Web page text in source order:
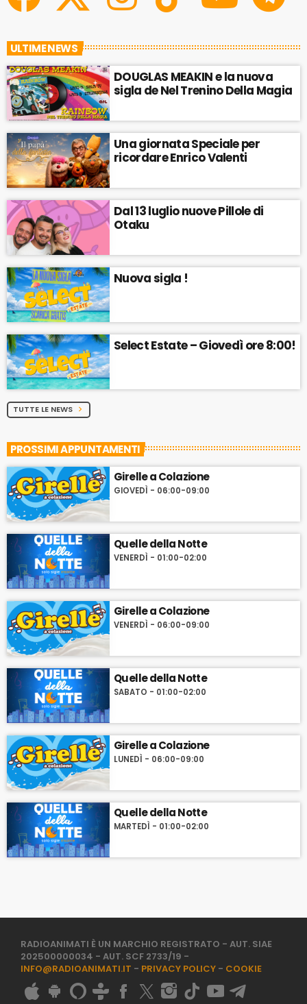
ULTIME NEWS
DOUGLAS MEAKIN e la nuova
sigla de Nel Trenino Della Magia
Una giornata Speciale per
ricordare Enrico Valenti
Dal 13 luglio nuove Pillole di
Otaku
Nuova sigla !
Select Estate – Giovedì ore 8:00!
TUTTE LE NEWS chevron_right
PROSSIMI APPUNTAMENTI
Girelle a Colazione
GIOVEDÌ - 06:00-09:00
Quelle della Notte
VENERDÌ - 01:00-02:00
Girelle a Colazione
VENERDÌ - 06:00-09:00
Quelle della Notte
SABATO - 01:00-02:00
Girelle a Colazione
LUNEDÌ - 06:00-09:00
Quelle della Notte
MARTEDÌ - 01:00-02:00
RADIOANIMATI È UN MARCHIO REGISTRATO - AUT. SIAE
202500000034 - AUT. SCF 2733/19 -
INFO@RADIOANIMATI.IT - PRIVACY POLICY - COOKIE